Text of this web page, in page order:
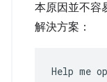
本原因並不容
解決方案：
Help me